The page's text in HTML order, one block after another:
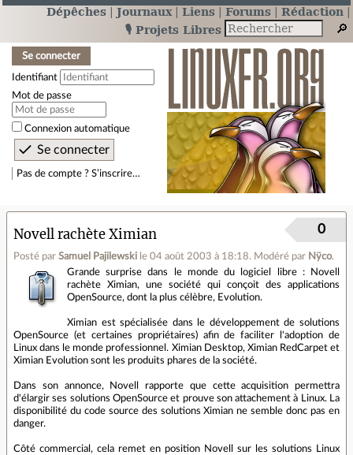
Dépêches Journaux Liens Forums
Rédaction
🎙️ Projets Libres
Se connecter
Identifiant
Mot de passe
Connexion automatique
Pas de compte ? S’inscrire…
Novell rachète Ximian
Posté par Samuel Pajilewski le 04 août 2003 à 18:18. Modéré par Nÿco.
0
Grande surprise dans le monde du logiciel libre : Novell
rachète Ximian, une société qui conçoit des applications
OpenSource, dont la plus célèbre, Evolution.
Ximian est spécialisée dans le développement de solutions
OpenSource (et certaines propriétaires) afin de faciliter l'adoption de
Linux dans le monde professionnel. Ximian Desktop, Ximian RedCarpet et
Ximian Evolution sont les produits phares de la société.
Dans son annonce, Novell rapporte que cette acquisition permettra
d'élargir ses solutions OpenSource et prouve son attachement à Linux. La
disponibilité du code source des solutions Ximian ne semble donc pas en
danger.
Côté commercial, cela remet en position Novell sur les solutions Linux